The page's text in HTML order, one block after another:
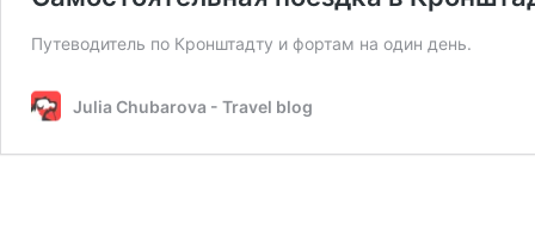
Путеводитель по Кронштадту и фортам на один день.
Julia Chubarova - Travel blog